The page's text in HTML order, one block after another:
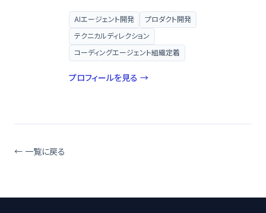
AIエージェント開発
プロダクト開発
テクニカルディレクション
コーディングエージェント組織定着
プロフィールを見る →
← 一覧に戻る